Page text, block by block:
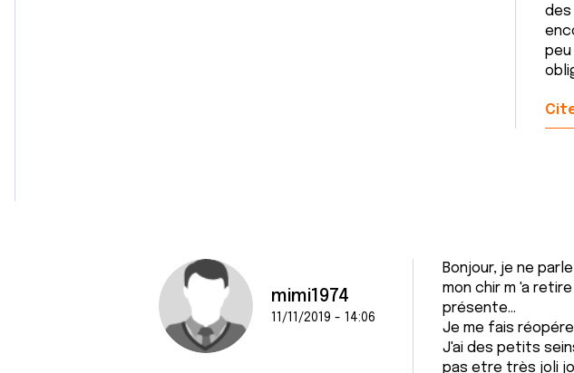
des
peu
mimi1974
11/11/2019 - 14:06
Bonjour, je ne
mon chir m 'a
présente...
Je me fais
J'ai des petits
pas etre très joli